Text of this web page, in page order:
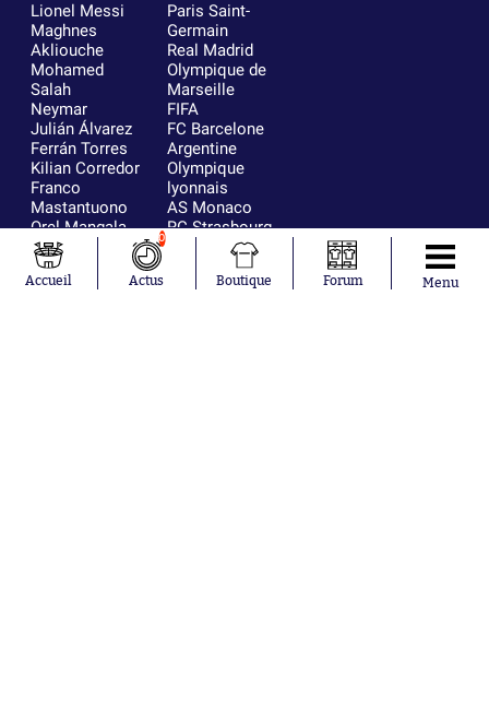
Lionel Messi
Maghnes
Akliouche
Mohamed
Salah
Neymar
Julián Álvarez
Ferrán Torres
Kilian Corredor
Franco
Mastantuono
Orel Mangala
Rio Mavuba
Paris Saint-
Germain
Real Madrid
Olympique de
Marseille
FIFA
FC Barcelone
Argentine
Olympique
lyonnais
AS Monaco
RC Strasbourg
Trabzonspor
Accueil
0
Actus Boutique Forum Menu